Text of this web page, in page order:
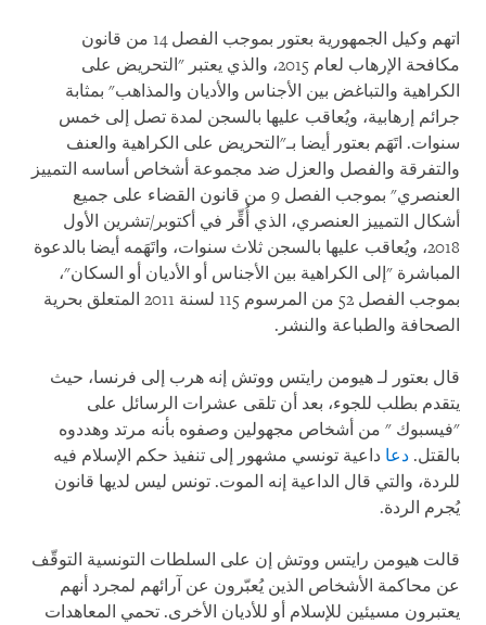
اتهم وكيل الجمهورية بعتور بموجب الفصل 14 من قانون
مكافحة الإرهاب لعام 2015، والذي يعتبر "التحريض على
الكراهية والتباغض بين الأجناس والأديان والمذاهب" بمثابة
جرائم إرهابية، ويُعاقب عليها بالسجن لمدة تصل إلى خمس
سنوات. اتَهَم بعتور أيضا بـ"التحريض على الكراهية والعنف
والتفرقة والفصل والعزل ضد مجموعة أشخاص أساسه التمييز
العنصري" بموجب الفصل 9 من قانون القضاء على جميع
أشكال التمييز العنصري، الذي أُقِّر في أكتوبر/تشرين الأول
2018، ويُعاقب عليها بالسجن ثلاث سنوات، واتَهَمه أيضا بالدعوة
المباشرة "إلى الكراهية بين الأجناس أو الأديان أو السكان"،
بموجب الفصل 52 من المرسوم 115 لسنة 2011 المتعلق بحرية
الصحافة والطباعة والنشر.
قال بعتور لـ هيومن رايتس ووتش إنه هرب إلى فرنسا، حيث
يتقدم بطلب للجوء، بعد أن تلقى عشرات الرسائل على
"فيسبوك " من أشخاص مجهولين وصفوه بأنه مرتد وهددوه
بالقتل. دعا داعية تونسي مشهور إلى تنفيذ حكم الإسلام فيه
للردة، والتي قال الداعية إنه الموت. تونس ليس لديها قانون
يُجرم الردة.
قالت هيومن رايتس ووتش إن على السلطات التونسية التوقّف
عن محاكمة الأشخاص الذين يُعبّرون عن آرائهم لمجرد أنهم
يعتبرون مسيئين للإسلام أو للأديان الأخرى. تحمي المعاهدات